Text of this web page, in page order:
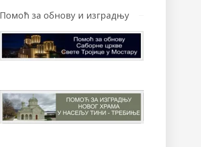
Помоћ за обнову и изградњу